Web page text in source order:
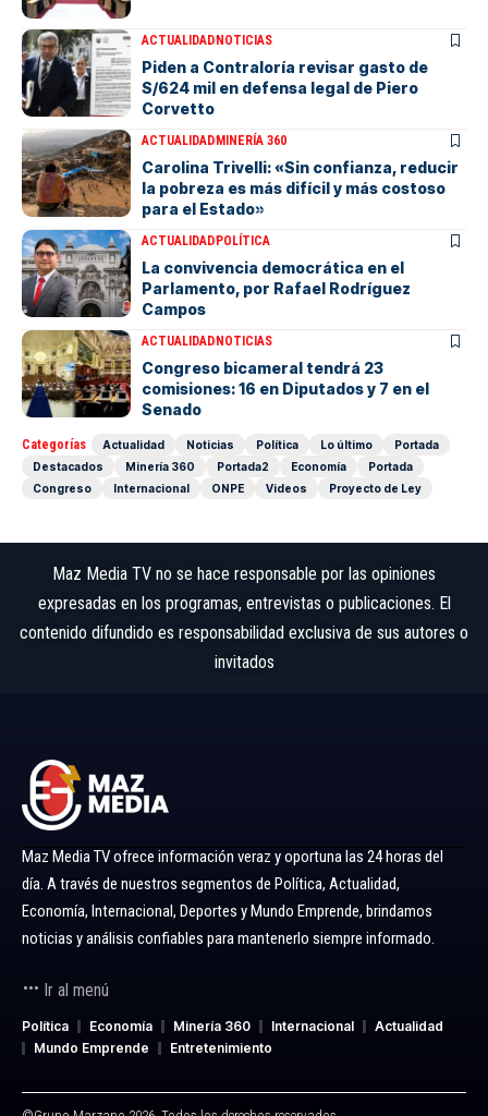
ACTUALIDADNOTICIAS
Piden a Contraloría revisar gasto de
S/624 mil en defensa legal de Piero
Corvetto
ACTUALIDADMINERÍA 360
Carolina Trivelli: «Sin confianza, reducir
la pobreza es más difícil y más costoso
para el Estado»
ACTUALIDADPOLÍTICA
La convivencia democrática en el
Parlamento, por Rafael Rodríguez
Campos
ACTUALIDADNOTICIAS
Congreso bicameral tendrá 23
comisiones: 16 en Diputados y 7 en el
Senado
Categorías Actualidad Noticias Política Lo último
Portada
Destacados
Minería 360 Portada2 Economía
Portada
Congreso
Internacional ONPE Videos Proyecto de Ley
Maz Media TV no se hace responsable por las opiniones
expresadas en los programas, entrevistas o publicaciones. El
contenido difundido es responsabilidad exclusiva de sus autores o
invitados
Maz Media TV ofrece información veraz y oportuna las 24 horas del
día. A través de nuestros segmentos de Política, Actualidad,
Economía, Internacional, Deportes y Mundo Emprende, brindamos
noticias y análisis confiables para mantenerlo siempre informado.
Ir al menú
Política Economía Minería 360 Internacional
Actualidad
Mundo Emprende
Entretenimiento